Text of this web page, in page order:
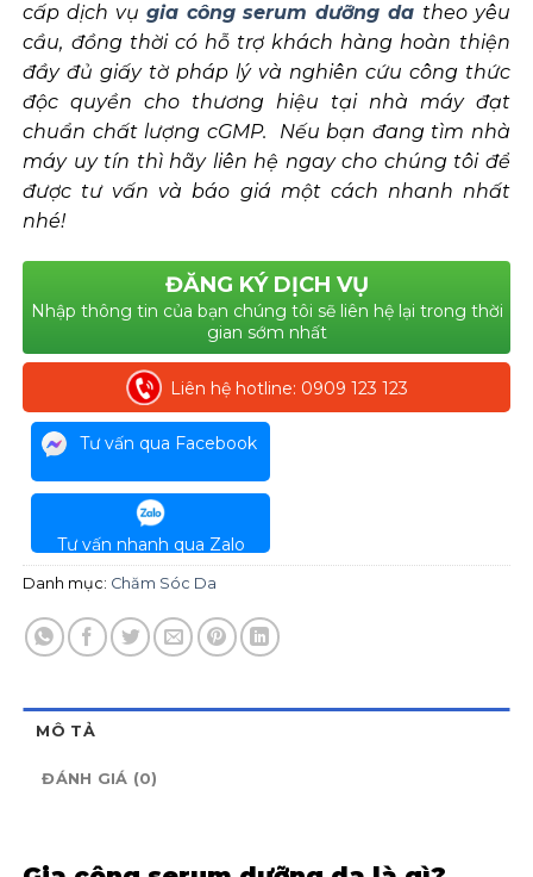
cấp dịch vụ gia công serum dưỡng da theo yêu
cầu, đồng thời có hỗ trợ khách hàng hoàn thiện
đầy đủ giấy tờ pháp lý và nghiên cứu công thức
độc quyền cho thương hiệu tại nhà máy đạt
chuẩn chất lượng cGMP. Nếu bạn đang tìm nhà
máy uy tín thì hãy liên hệ ngay cho chúng tôi để
được tư vấn và báo giá một cách nhanh nhất
nhé!
ĐĂNG KÝ DỊCH VỤ
Nhập thông tin của bạn chúng tôi sẽ liên hệ lại trong thời
gian sớm nhất
Liên hệ hotline: 0909 123 123
Tư vấn qua Facebook
Tư vấn nhanh qua Zalo
Danh mục: Chăm Sóc Da
MÔ TẢ
ĐÁNH GIÁ (0)